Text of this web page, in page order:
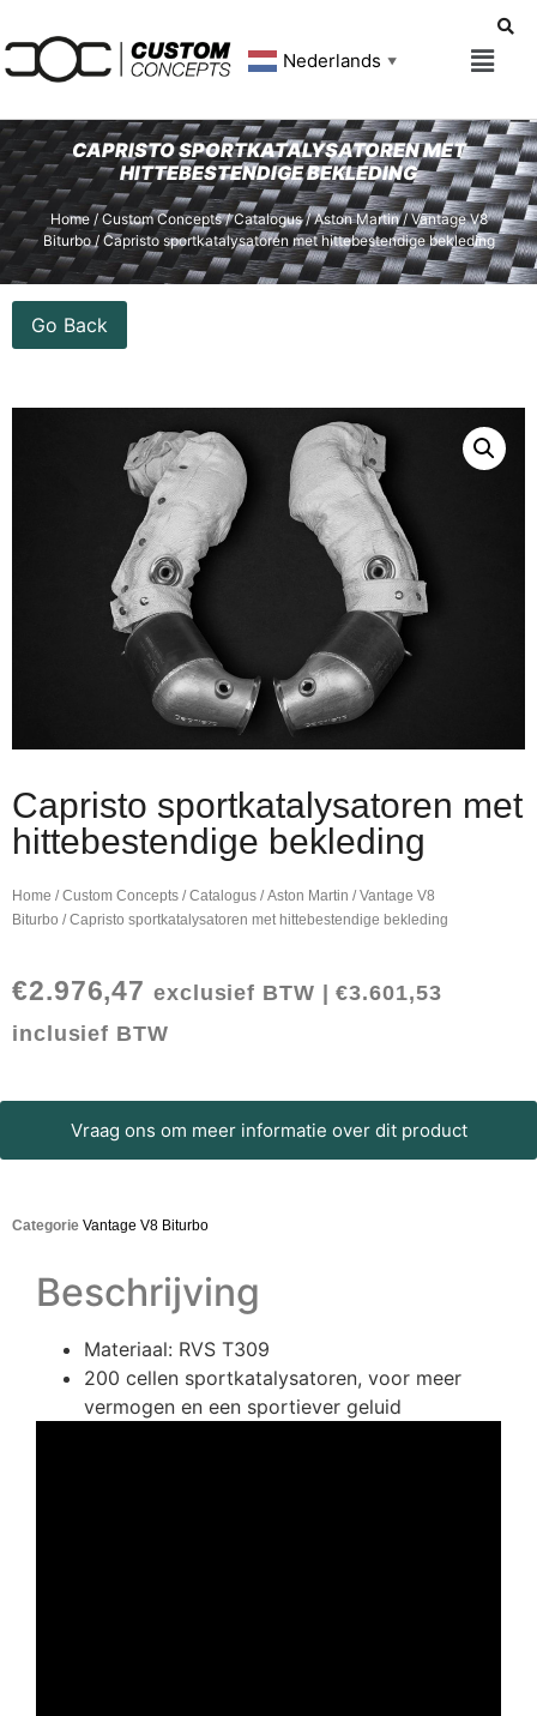
Nederlands ▼
CAPRISTO SPORTKATALYSATOREN MET
HITTEBESTENDIGE BEKLEDING
Home/Custom Concepts/Catalogus/Aston Martin/Vantage V8
Biturbo/ Capristo sportkatalysatoren met hittebestendige bekleding
Go Back
Capristo sportkatalysatoren met
hittebestendige bekleding
Home /Custom Concepts /Catalogus /Aston Martin /Vantage V8
Biturbo / Capristo sportkatalysatoren met hittebestendige bekleding
€2.976,47 exclusief BTW |€3.601,53
inclusief BTW
Vraag ons om meer informatie over dit product
Categorie Vantage V8 Biturbo
Beschrijving
Materiaal: RVS T309
200 cellen sportkatalysatoren, voor meer
vermogen en een sportiever geluid